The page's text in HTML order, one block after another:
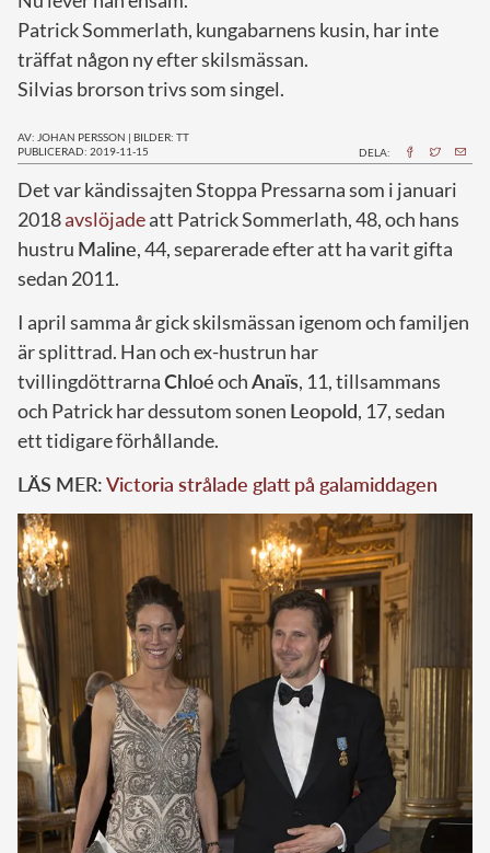
Monacos furstehus
Patrick Sommerlath, kungabarnens kusin, har inte
träffat någon ny efter skilsmässan.
Silvias brorson trivs som singel.
AV: JOHAN PERSSON | BILDER: TT
PUBLICERAD: 2019-11-15
DELA:
Det var kändissajten Stoppa Pressarna som i januari
2018avslöjadeatt Patrick Sommerlath, 48, och hans
hustru Maline, 44, separerade efter att ha varit gifta
sedan 2011.
I april samma år gick skilsmässan igenom och familjen
är splittrad. Han och ex-hustrun har
tvillingdöttrarnaChloéochAnaïs, 11, tillsammans
och Patrick har dessutom sonen Leopold, 17, sedan
ett tidigare förhållande.
LÄS MER:Victoria strålade glatt på galamiddagen